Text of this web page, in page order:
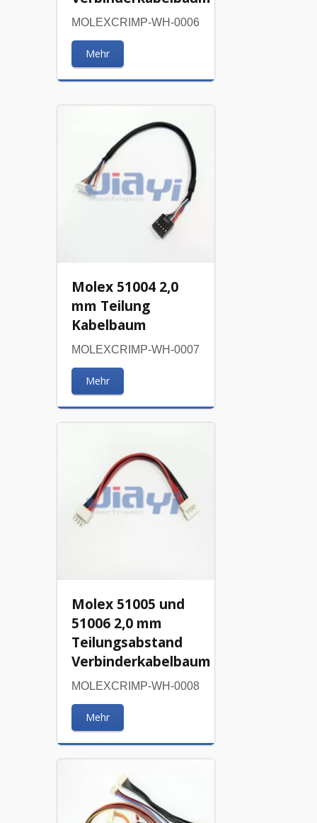
MOLEXCRIMP-WH-0006
Mehr
Molex 51004 2,0
mm Teilung
Kabelbaum
MOLEXCRIMP-WH-0007
Mehr
Molex 51005 und
51006 2,0 mm
Teilungsabstand
Verbinderkabelbaum
MOLEXCRIMP-WH-0008
Mehr